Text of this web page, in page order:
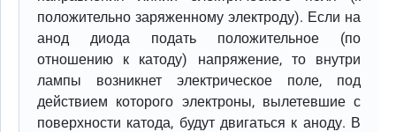
положительно заряженному электроду). Если на
анод диода подать положительное (по
отношению к катоду) напряжение, то внутри
лампы возникнет электрическое поле, под
действием которого электроны, вылетевшие с
поверхности катода, будут двигаться к аноду. В